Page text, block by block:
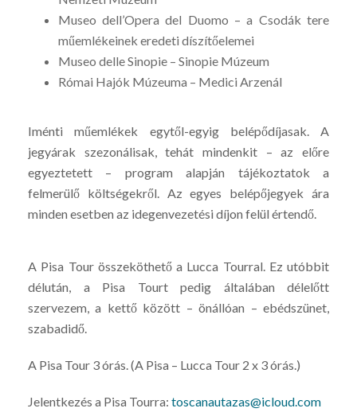
Museo dell’Opera del Duomo – a Csodák tere
műemlékeinek eredeti díszítőelemei
Museo delle Sinopie – Sinopie Múzeum
Római Hajók Múzeuma – Medici Arzenál
Iménti műemlékek egytől-egyig belépődíjasak. A
jegyárak szezonálisak, tehát mindenkit – az előre
egyeztetett – program alapján tájékoztatok a
felmerülő költségekről. Az egyes belépőjegyek ára
minden esetben az idegenvezetési díjon felül értendő.
A Pisa Tour összeköthető a Lucca Tourral. Ez utóbbit
délután, a Pisa Tourt pedig általában délelőtt
szervezem, a kettő között – önállóan – ebédszünet,
szabadidő.
A Pisa Tour 3 órás. (A Pisa – Lucca Tour 2 x 3 órás.)
Jelentkezés a Pisa Tourra: toscanautazas@icloud.com